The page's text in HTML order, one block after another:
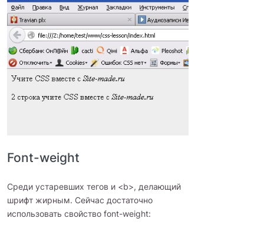
Font-weight
Среди устаревших тегов и <b>, делающий
шрифт жирным. Сейчас достаточно
использовать свойство font-weight: